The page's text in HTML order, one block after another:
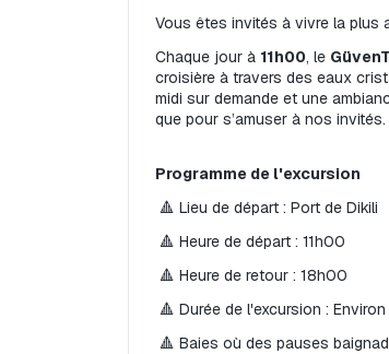
Vous êtes invités à vivre la plus
Chaque jour à 11h00, le
croisière à travers des eaux
midi sur demande et une
que pour s’amuser à nos invités.
Programme de l'excursion
🔺 Lieu de départ : Port de Dikili
🔺 Heure de départ : 11h00
🔺 Heure de retour : 18h00
🔺 Durée de l'excursion :
🔺 Baies où des pauses